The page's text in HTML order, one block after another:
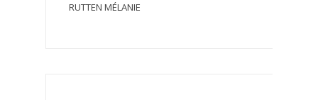
RUTTEN MÉLANIE